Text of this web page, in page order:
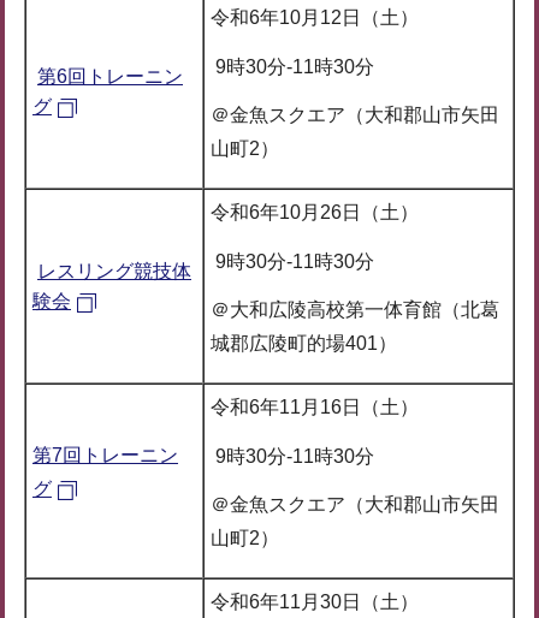
第6回トレーニン
グ
令和6年10月12日（土）
9時30分-11時30分
＠金魚スクエア（大和郡山市矢田
山町2）
レスリング競技体
験会
令和6年10月26日（土）
9時30分-11時30分
＠大和広陵高校第一体育館（北葛
城郡広陵町的場401）
第7回トレーニン
グ
令和6年11月16日（土）
9時30分-11時30分
＠金魚スクエア（大和郡山市矢田
山町2）
令和6年11月30日（土）